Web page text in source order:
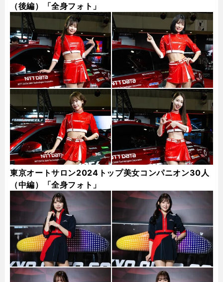
（後編）「全身フォト」
東京オートサロン2024トップ美女コンパニオン30人
（中編）「全身フォト」